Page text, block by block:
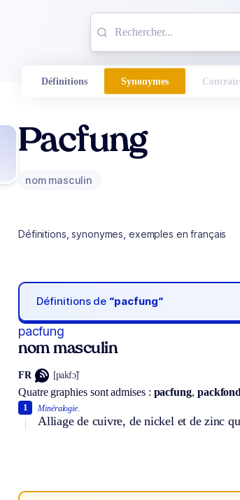
Définitions Synonymes
Pacfung
nom masculin
Définitions, synonymes, exemples en français
Définitions de “pacfung“
pacfung
nom masculin
FR [pakfɔ̃]
Quatre graphies sont admises : pacfung, packfond
Minéralogie.
Alliage de cuivre, de nickel et de zinc
1